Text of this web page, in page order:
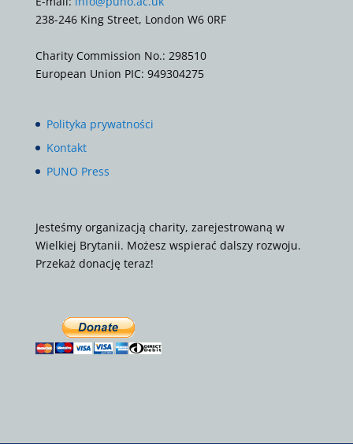
238-246 King Street, London W6 0RF
Charity Commission No.: 298510
European Union PIC: 949304275
Polityka prywatności
Kontakt
PUNO Press
Jesteśmy organizacją charity, zarejestrowaną w
Wielkiej Brytanii. Możesz wspierać dalszy rozwoju.
Przekaż donację teraz!